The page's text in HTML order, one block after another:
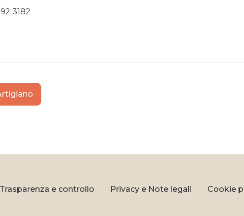
3182
Trasparenza e controllo Privacy e Note legali Cookie